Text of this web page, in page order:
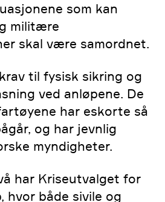
som kan
militære
skal være samordnet.
til fysisk sikring og
ved anløpene. De
har eskorte så
og har jevnlig
myndigheter.
har Kriseutvalget for
hvor både sivile og